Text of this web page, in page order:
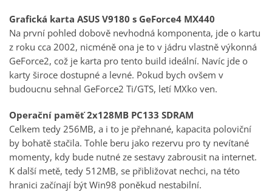
Grafická karta ASUS V9180 s GeForce4 MX440
Na první pohled dobově nevhodná komponenta, jde o kartu
z roku cca 2002, nicméně ona je to v jádru vlastně výkonná
GeForce2, což je karta pro tento build ideální. Navíc jde o
karty široce dostupné a levné. Pokud bych ovšem v
budoucnu sehnal GeForce2 Ti/GTS, letí MXko ven.
Operační paměť 2x128MB PC133 SDRAM
Celkem tedy 256MB, a i to je přehnané, kapacita poloviční
by bohatě stačila. Tohle beru jako rezervu pro ty nevítané
momenty, kdy bude nutné ze sestavy zabrousit na internet.
K další metě, tedy 512MB, se přibližovat nechci, na této
hranici začínají být Win98 poněkud nestabilní.